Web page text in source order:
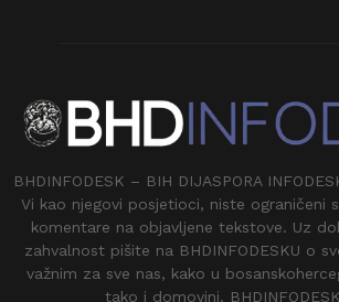
BHDINFODESK – BIH DIJASPORA
Vi kao njegovi posjetioci, niste ograničeni
komentare na objavljene tekstove. Uz
zahvalnost pišite na BHDINFODESKU o
važnim za sve nas, kako u
tako i domovini.